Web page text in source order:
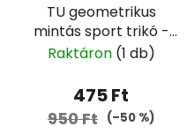
TU geometrikus
mintás sport trikó -
122
Raktáron (1 db)
475 Ft
950 Ft (–50 %)